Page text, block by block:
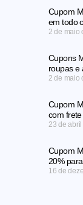
Cupom
em todo
2 de maio
Cupons
roupas e
2 de maio
Cupom
com
23 de
Cupom
20%
16 de